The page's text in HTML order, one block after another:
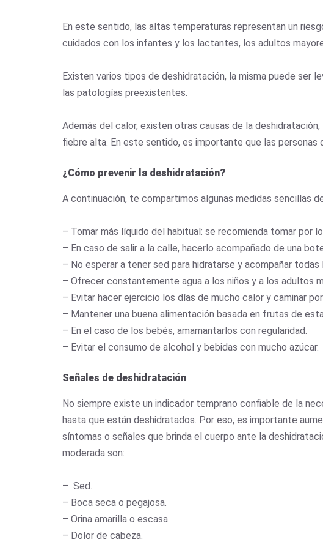
En este sentido, las altas temperaturas representan un
cuidados con los infantes y los lactantes, los adultos
Existen varios tipos de deshidratación, la misma puede ser
las patologías preexistentes.
Además del calor, existen otras causas de la
fiebre alta. En este sentido, es importante que las
¿Cómo prevenir la deshidratación?
A continuación, te compartimos algunas medidas sencillas
– Tomar más líquido del habitual: se recomienda tomar por
– En caso de salir a la calle, hacerlo acompañado de una
– No esperar a tener sed para hidratarse y acompañar todas
– Ofrecer constantemente agua a los niños y a los adultos
– Evitar hacer ejercicio los días de mucho calor y caminar
– Mantener una buena alimentación basada en frutas de
– En el caso de los bebés, amamantarlos con regularidad.
– Evitar el consumo de alcohol y bebidas con mucho azúcar.
Señales de deshidratación
No siempre existe un indicador temprano confiable de la
hasta que están deshidratados. Por eso, es importante
síntomas o señales que brinda el cuerpo ante la
moderada son:
– Sed.
– Boca seca o pegajosa.
– Orina amarilla o escasa.
– Dolor de cabeza.